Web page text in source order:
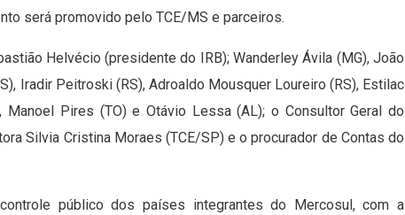
será promovido pelo TCE/MS e parceiros.
Helvécio (presidente do IRB); Wanderley Ávila (MG), João
Iradir Peitroski (RS), Adroaldo Mousquer Loureiro (RS), Estilac
Manoel Pires (TO) e Otávio Lessa (AL); o Consultor Geral do
Silvia Cristina Moraes (TCE/SP) e o procurador de Contas do
público dos países integrantes do Mercosul, com a